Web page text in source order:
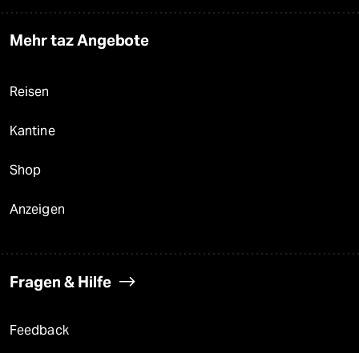
Mehr taz Angebote
Reisen
Kantine
Shop
Anzeigen
Fragen & Hilfe
Feedback